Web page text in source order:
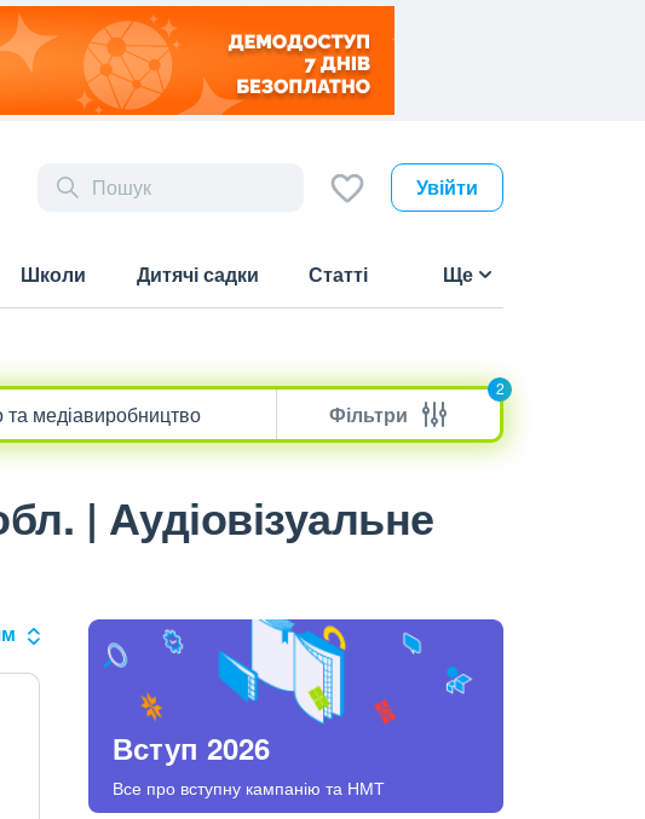
Увійти
Школи Дитячі садки Статті Ще
Фільтри
2
| Аудіовізуальне
Вступ 2026
Все про вступну кампанію та НМТ